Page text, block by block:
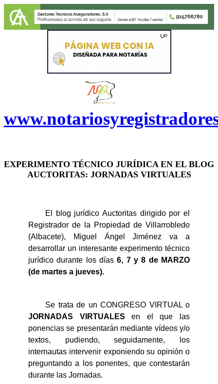
EXPERIMENTO TÉCNICO JURÍDICA EN EL BLOG
AUCTORITAS: JORNADAS VIRTUALES
El blog jurídico Auctoritas dirigido por el
Registrador de la Propiedad de Villarrobledo
(Albacete), Miguel Ángel Jiménez va a
desarrollar un interesante experimento técnico
jurídico durante los días6, 7 y 8 de MARZO
(de martes a jueves).
Se trata de un CONGRESO VIRTUAL o
JORNADAS VIRTUALES en el que las
ponencias se presentarán mediante vídeos y/o
textos, pudiendo, seguidamente, los
internautas intervenir exponiendo su opinión o
preguntando a los ponentes, que contestarán
durante las Jornadas.